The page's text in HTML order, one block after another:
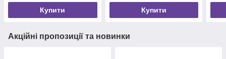
Купити Купити
Акційні пропозиції та новинки